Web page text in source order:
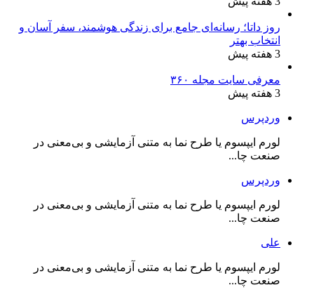
روز داتا؛ رسانه‌ای جامع برای زندگی هوشمند، سفر آسان و
انتخاب بهتر
3 هفته پیش
معرفی سایت مجله ۳۶۰
3 هفته پیش
وردپرس
لورم ایپسوم یا طرح‌ نما به متنی آزمایشی و بی‌معنی در
صنعت چا...
وردپرس
لورم ایپسوم یا طرح‌ نما به متنی آزمایشی و بی‌معنی در
صنعت چا...
علی
لورم ایپسوم یا طرح‌ نما به متنی آزمایشی و بی‌معنی در
صنعت چا...